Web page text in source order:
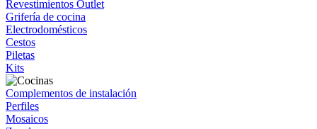
Revestimientos Outlet
Grifería de cocina
Electrodomésticos
Cestos
Piletas
Kits
Complementos de instalación
Perfiles
Mosaicos